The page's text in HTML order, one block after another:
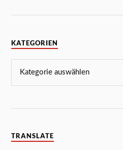
KATEGORIEN
TRANSLATE